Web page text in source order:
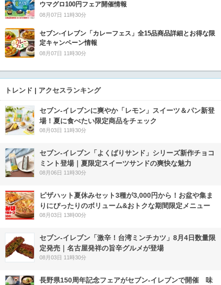
ウマグロ100円フェア開催情報
08月07日 11時30分
セブン‐イレブン「カレーフェス」全15品商品詳細とお得な限
定キャンペーン情報
08月07日 11時30分
トレンド | アクセスランキング
セブン‐イレブンに爽やか「レモン」スイーツ＆パン新登
場！夏に食べたい限定商品をチェック
08月03日 11時30分
セブン‐イレブン「よくばりサンド」シリーズ新作チョコ
ミント登場｜夏限定スイーツサンドの爽快な魅力
08月06日 11時30分
ピザハット夏休みセット3種が3,000円から！お盆や集ま
りにぴったりのボリューム&おトクな期間限定メニュー
08月03日 13時00分
セブン-イレブン「激辛！台湾ミンチカツ」8月4日数量限
定発売｜名古屋発祥の旨辛グルメが登場
08月03日 11時30分
長野県150周年記念フェアがセブン-イレブンで開催 味